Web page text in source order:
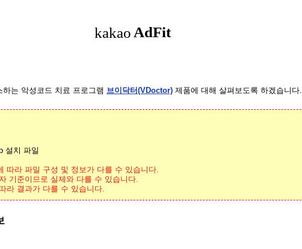
는 악성코드 치료 프로그램 브이닥터(VDoctor) 제품에 대해 살펴보도록 하겠습니다.
설치 파일
따라 파일 구성 및 정보가 다를 수 있습니다.
기준이므로 실제와 다를 수 있습니다.
라 결과가 다를 수 있습니다.